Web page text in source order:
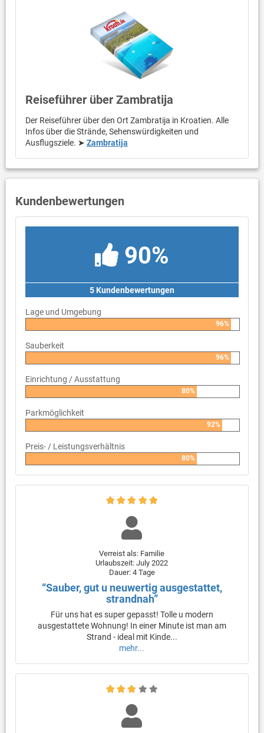
Reiseführer über Zambratija
Der Reiseführer über den Ort Zambratija in Kroatien. Alle
Infos über die Strände, Sehenswürdigkeiten und
Ausflugsziele. ➤ Zambratija
Kundenbewertungen
90%
5 Kundenbewertungen
Lage und Umgebung
96%
Sauberkeit
96%
Einrichtung / Ausstattung
80%
Parkmöglichkeit
92%
Preis- / Leistungsverhältnis
80%
Verreist als: Familie
Urlaubszeit: July 2022
Dauer: 4 Tage
“Sauber, gut u neuwertig ausgestattet,
strandnah”
Für uns hat es super gepasst! Tolle u modern
ausgestattete Wohnung! In einer Minute ist man am
Strand - ideal mit Kinde...
mehr...